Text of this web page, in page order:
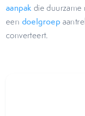
aanpak die duurzame
een doelgroep
converteert.